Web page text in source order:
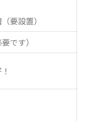
要設置）
です）